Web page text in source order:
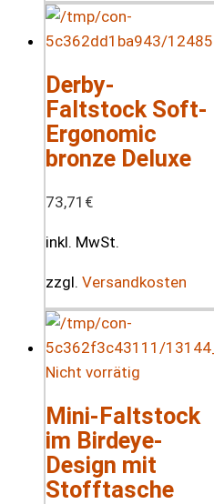
Derby-
Faltstock Soft-
Ergonomic
bronze Deluxe
73,71 €
inkl. MwSt.
zzgl. Versandkosten
Nicht vorrätig
Mini-Faltstock
im Birdeye-
Design mit
Stofftasche